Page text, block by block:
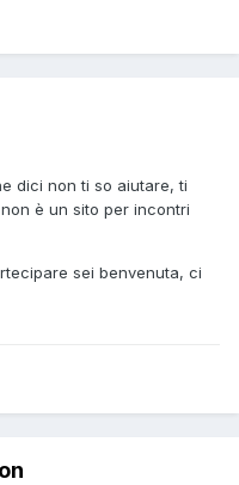
dici non ti so aiutare, ti
è un sito per incontri
sei benvenuta, ci